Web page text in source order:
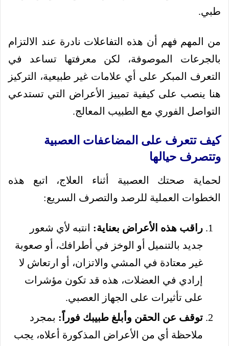
طبي.
من المهم فهم أن هذه التفاعلات نادرة عند الالتزام
بالجرعات الموصوفة، لكن معرفتها تساعد في
التعرف المبكر على أي علامات غير طبيعية، التركيز
هنا ينصب على كيفية تمييز الأعراض التي تستدعي
التواصل الفوري مع الطبيب المعالج.
كيف تتعرف على المضاعفات العصبية
وتتصرف حيالها
لحماية صحتك العصبية أثناء العلاج، اتبع هذه
الخطوات العملية للرصد والتصرف السريع:
راقب هذه الأعراض بعناية: انتبه لأي شعور
جديد بالتنميل أو الوخز في أطرافك، أو صعوبة
غير معتادة في المشي والاتزان، أو ارتعاش لا
إرادي في العضلات، هذه قد تكون مؤشرات
على تأثيرات على الجهاز العصبي.
توقف عن الحقن وأبلغ طبيبك فوراً: بمجرد
ملاحظة أي من الأعراض المذكورة أعلاه، يجب